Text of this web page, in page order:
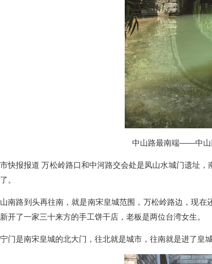
中山路最南端——中山
快报报道万松岭路口和中河路交会处是凤山水城门遗址
。
南路到头再往南，就是南宋皇城范围，万松岭路边，现
开了一家三十来方的手工饼干店，老板是两位台湾女生。
门是南宋皇城的北大门，往北就是城市，往南就是进了皇